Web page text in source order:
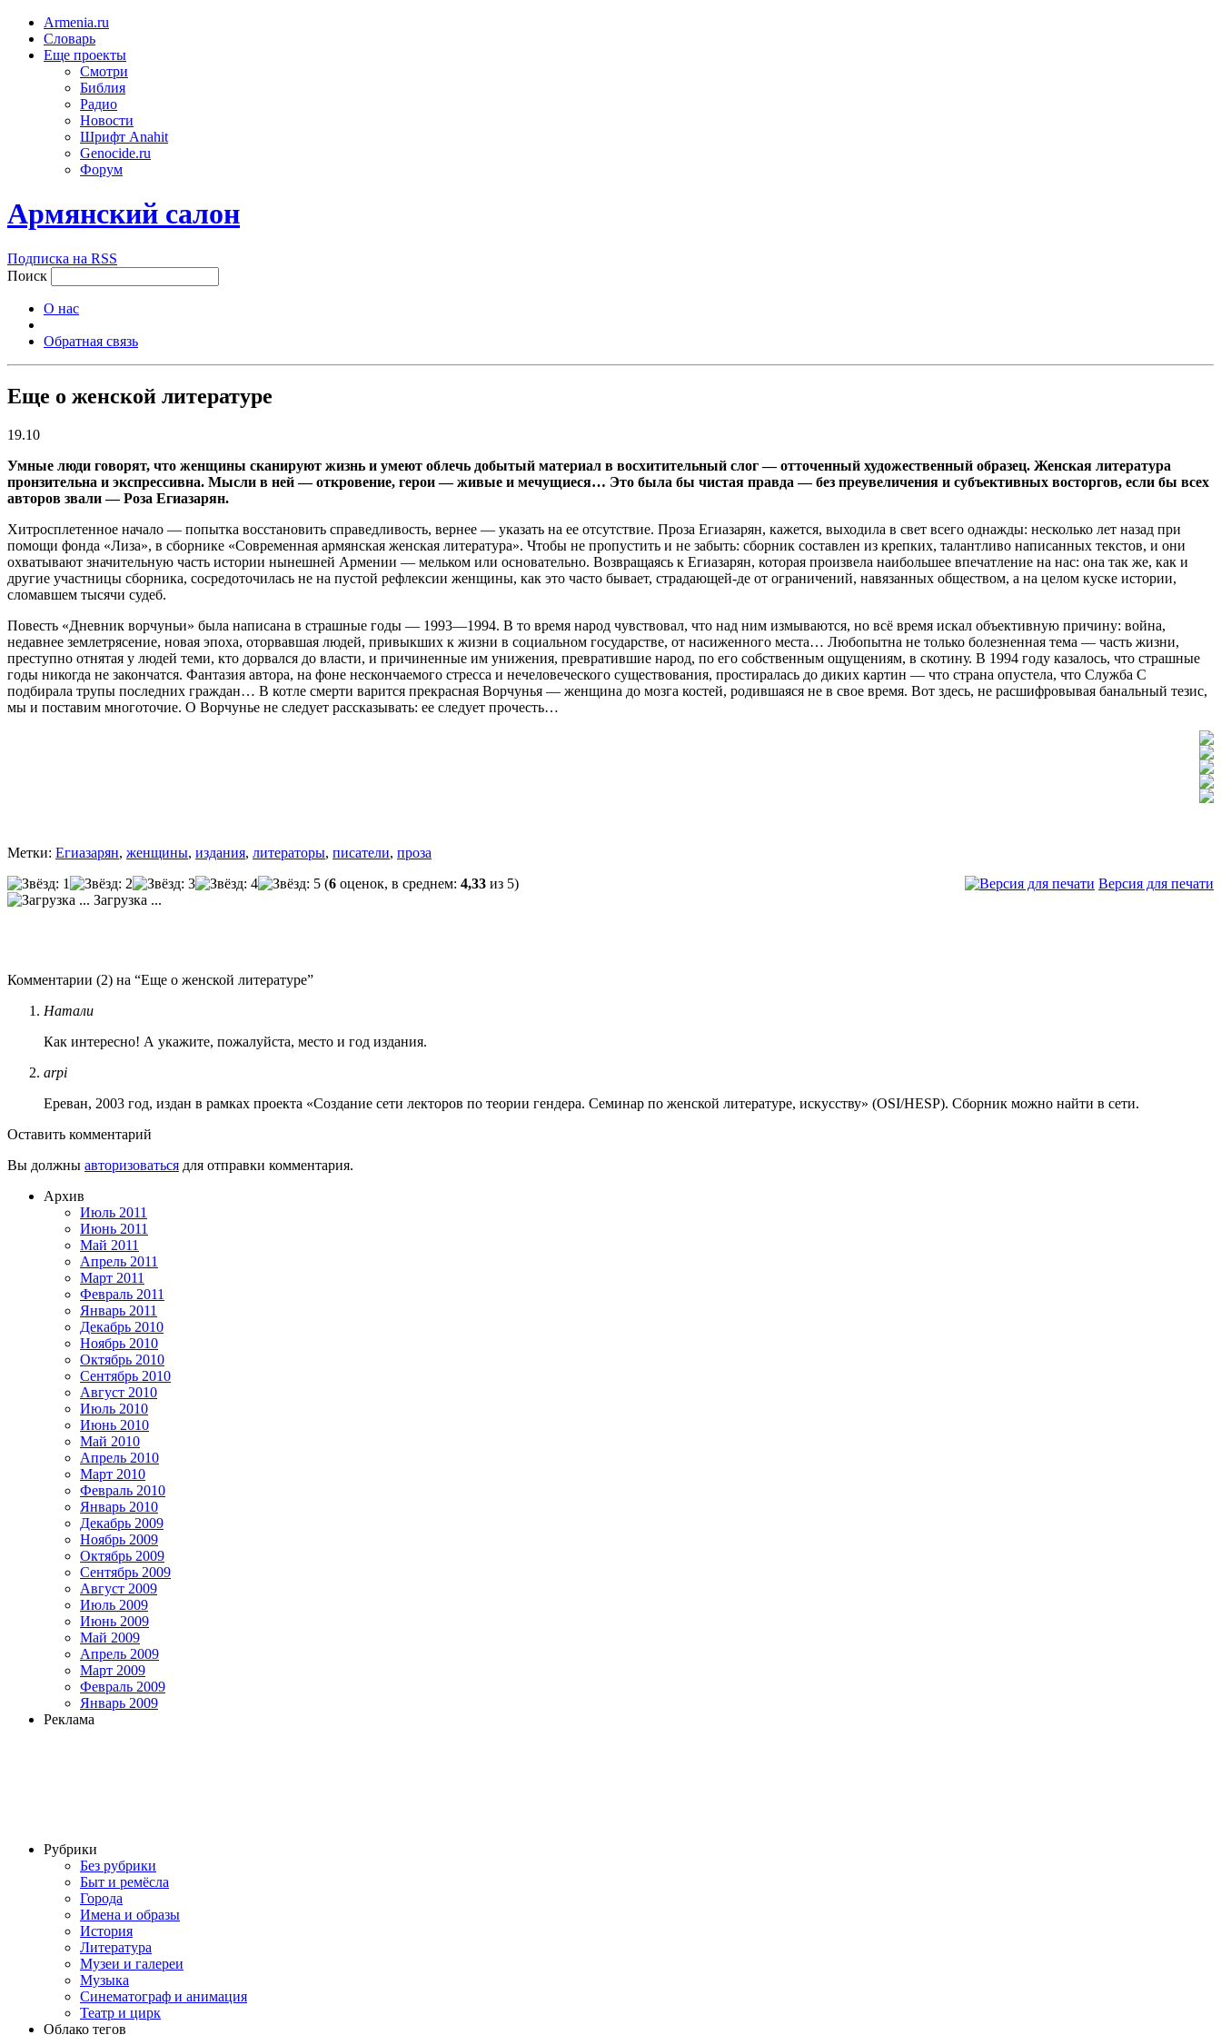
Armenia.ru
Словарь
Еще проекты
Смотри
Библия
Радио
Новости
Шрифт Anahit
Genocide.ru
Форум
Армянский салон
Подписка на RSS
Поиск
О нас
Обратная связь
Еще о женской литературе
19.10
Умные люди говорят, что женщины сканируют жизнь и умеют облечь добытый материал в восхитительный слог — отточенный художественный образец. Женская литература
пронзительна и экспрессивна. Мысли в ней — откровение, герои — живые и мечущиеся… Это была бы чистая правда — без преувеличения и субъективных восторгов, если бы всех
авторов звали — Роза Егиазарян.
Хитросплетенное начало — попытка восстановить справедливость, вернее — указать на ее отсутствие. Проза Егиазарян, кажется, выходила в свет всего однажды: несколько лет назад при
помощи фонда «Лиза», в сборнике «Современная армянская женская литература». Чтобы не пропустить и не забыть: сборник составлен из крепких, талантливо написанных текстов, и они
охватывают значительную часть истории нынешней Армении — мельком или основательно. Возвращаясь к Егиазарян, которая произвела наибольшее впечатление на нас: она так же, как и
другие участницы сборника, сосредоточилась не на пустой рефлексии женщины, как это часто бывает, страдающей-де от ограничений, навязанных обществом, а на целом куске истории,
сломавшем тысячи судеб.
Повесть «Дневник ворчуньи» была написана в страшные годы — 1993—1994. В то время народ чувствовал, что над ним измываются, но всё время искал объективную причину: война,
недавнее землетрясение, новая эпоха, оторвавшая людей, привыкших к жизни в социальном государстве, от насиженного места… Любопытна не только болезненная тема — часть жизни,
преступно отнятая у людей теми, кто дорвался до власти, и причиненные им унижения, превратившие народ, по его собственным ощущениям, в скотину. В 1994 году казалось, что страшные
годы никогда не закончатся. Фантазия автора, на фоне нескончаемого стресса и нечеловеческого существования, простиралась до диких картин — что страна опустела, что Служба С
подбирала трупы последних граждан… В котле смерти варится прекрасная Ворчунья — женщина до мозга костей, родившаяся не в свое время. Вот здесь, не расшифровывая банальный тезис,
мы и поставим многоточие. О Ворчунье не следует рассказывать: ее следует прочесть…
Метки: Егиазарян, женщины, издания, литераторы, писатели, проза
Версия для печати
(6 оценок, в среднем: 4,33 из 5)
Загрузка ...
Комментарии (2) на “Еще о женской литературе”
Натали
Как интересно! А укажите, пожалуйста, место и год издания.
arpi
Ереван, 2003 год, издан в рамках проекта «Создание сети лекторов по теории гендера. Семинар по женской литературе, искусству» (OSI/HESP). Сборник можно найти в сети.
Оставить комментарий
Вы должны авторизоваться для отправки комментария.
Архив
Июль 2011
Июнь 2011
Май 2011
Апрель 2011
Март 2011
Февраль 2011
Январь 2011
Декабрь 2010
Ноябрь 2010
Октябрь 2010
Сентябрь 2010
Август 2010
Июль 2010
Июнь 2010
Май 2010
Апрель 2010
Март 2010
Февраль 2010
Январь 2010
Декабрь 2009
Ноябрь 2009
Октябрь 2009
Сентябрь 2009
Август 2009
Июль 2009
Июнь 2009
Май 2009
Апрель 2009
Март 2009
Февраль 2009
Январь 2009
Реклама
Рубрики
Без рубрики
Быт и ремёсла
Города
Имена и образы
История
Литература
Музеи и галереи
Музыка
Синематограф и анимация
Театр и цирк
Облако тегов